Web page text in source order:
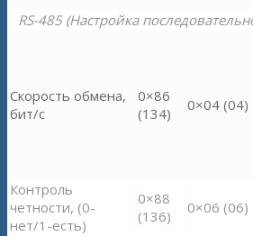
RS-485 (Настройка
Скорость обмена,
бит/с
0×86
(134)
0×04 (04)
Контроль
четности, (0-
нет/1-есть)
0×88
(136)
0×06 (06)